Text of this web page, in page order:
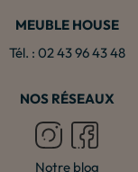
MEUBLE HOUSE
Tél. : 02 43 96 43 48
NOS RÉSEAUX
Notre blog